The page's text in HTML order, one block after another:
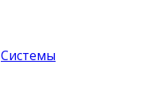
Системы